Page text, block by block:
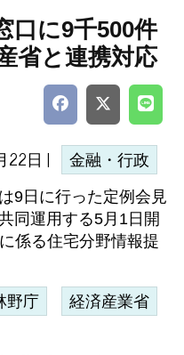
口に9千500件
省と連携対応
22日 | 金融・行政
9日に行った定例会見
同運用する5月1日開
係る住宅分野情報提
野庁 経済産業省